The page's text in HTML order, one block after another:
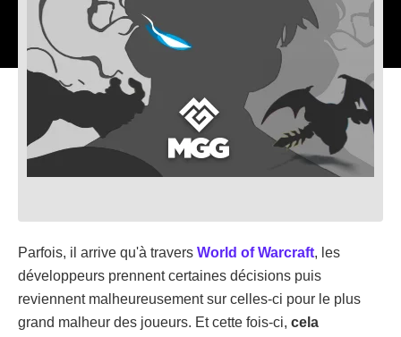
Parfois, il arrive qu'à travers World of Warcraft, les
développeurs prennent certaines décisions puis
reviennent malheureusement sur celles-ci pour le plus
grand malheur des joueurs. Et cette fois-ci, cela